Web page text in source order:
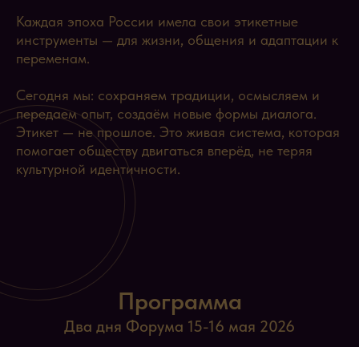
Каждая эпоха России имела свои этикетные
инструменты — для жизни, общения и адаптации к
переменам.
Сегодня мы: сохраняем традиции, осмысляем и
передаем опыт, создаём новые формы диалога.
Этикет — не прошлое. Это живая система, которая
помогает обществу двигаться вперёд, не теряя
культурной идентичности.
Программа
Два дня Форума 15-16 мая 2026